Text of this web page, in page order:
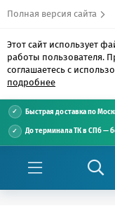
Полная версия сайта
Этот сайт использует
работы пользователя.
соглашаетесь с
подробнее
Быстрая доставка по
До терминала ТК в СПб —